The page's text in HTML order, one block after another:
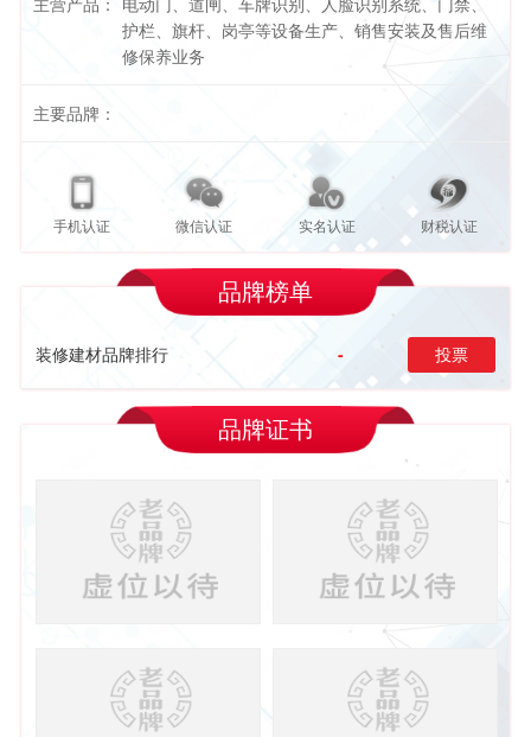
护栏、旗杆、岗亭等设备生产、销售安装及售后维
修保养业务
主要品牌：
手机认证 微信认证 实名认证 财税认证
品牌榜单
装修建材品牌排行 - 投票
品牌证书